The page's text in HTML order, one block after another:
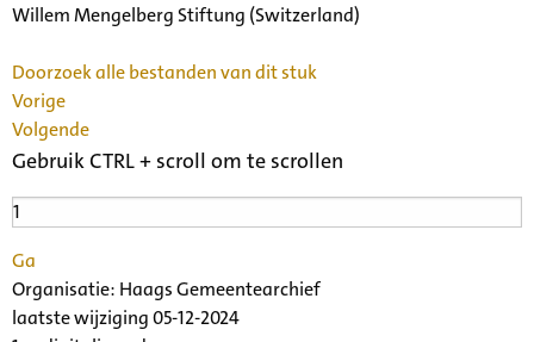
Willem Mengelberg Stiftung (Switzerland)
Doorzoek alle bestanden van dit stuk
Vorige
Volgende
Gebruik CTRL + scroll om te scrollen
Ga
Organisatie: Haags Gemeentearchief
laatste wijziging 05-12-2024